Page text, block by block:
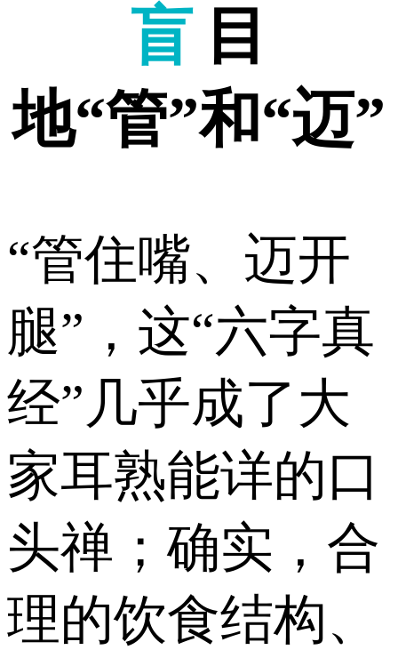
盲 目
地“管”和“迈”
“管住嘴、迈开
腿”，这“六字真
经”几乎成了大
家耳熟能详的口
头禅；确实，合
理的饮食结构、